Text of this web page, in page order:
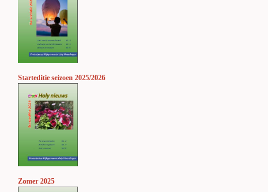
Starteditie seizoen 2025/2026
Zomer 2025